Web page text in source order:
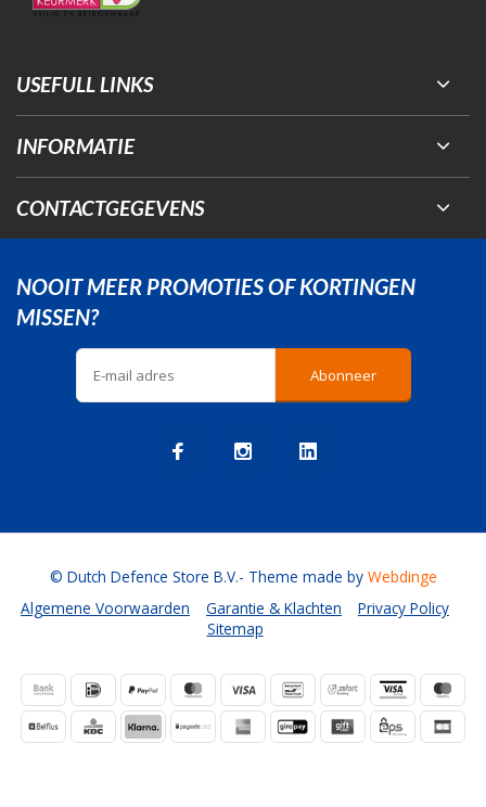
USEFULL LINKS
INFORMATIE
CONTACTGEGEVENS
NOOIT MEER PROMOTIES OF KORTINGEN
MISSEN?
Abonneer
Algemene Voorwaarden Garantie & Klachten
Privacy Policy
Sitemap
© Dutch Defence Store B.V.- Theme made by Webdinge